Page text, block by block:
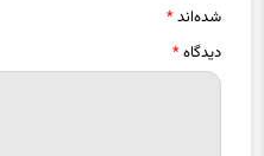
دیدگاه*